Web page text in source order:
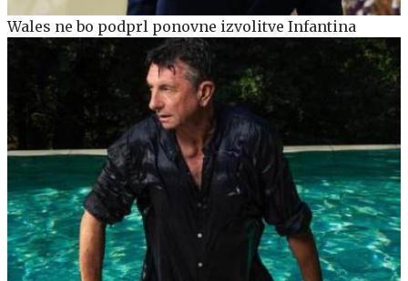
Wales ne bo podprl ponovne izvolitve Infantina